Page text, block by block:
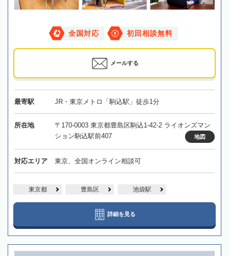
全国対応 初回相談無料
メールする
最寄駅 JR・東京メトロ「駒込駅」徒歩1分
所在地
〒170-0003 東京都豊島区駒込1-42-2 ライオンズマン
ション駒込駅前407
地図
対応エリア 東京、全国オンライン相談可
東京都 豊島区 池袋駅
詳細を見る